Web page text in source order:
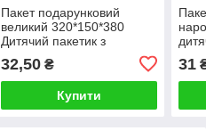
Пакет подарунковий
великий 320*150*380
Дитячий пакетик з
пакети з ручками для
одягу іграшок
32,50₴
Купити
31